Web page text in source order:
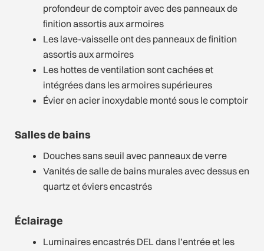
profondeur de comptoir avec des panneaux de
finition assortis aux armoires
Les lave-vaisselle ont des panneaux de finition
assortis aux armoires
Les hottes de ventilation sont cachées et
intégrées dans les armoires supérieures
Évier en acier inoxydable monté sous le comptoir
Salles de bains
Douches sans seuil avec panneaux de verre
Vanités de salle de bains murales avec dessus en
quartz et éviers encastrés
Éclairage
Luminaires encastrés DEL dans l’entrée et les